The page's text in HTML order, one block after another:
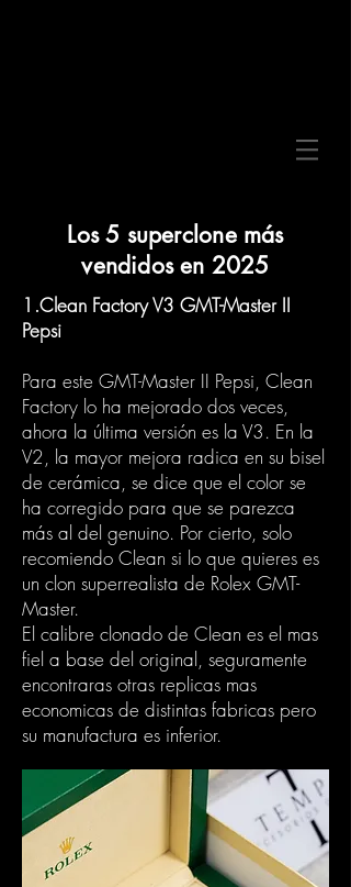
Los 5 superclone más
vendidos en 2025
1.Clean Factory V3 GMT-Master II
Pepsi
Para este GMT-Master II Pepsi, Clean
Factory lo ha mejorado dos veces,
ahora la última versión es la V3. En la
V2, la mayor mejora radica en su bisel
de cerámica, se dice que el color se
ha corregido para que se parezca
más al del genuino. Por cierto, solo
recomiendo Clean si lo que quieres es
un clon superrealista de Rolex GMT-
Master.
El calibre clonado de Clean es el mas
fiel a base del original, seguramente
encontraras otras replicas mas
economicas de distintas fabricas pero
su manufactura es inferior.